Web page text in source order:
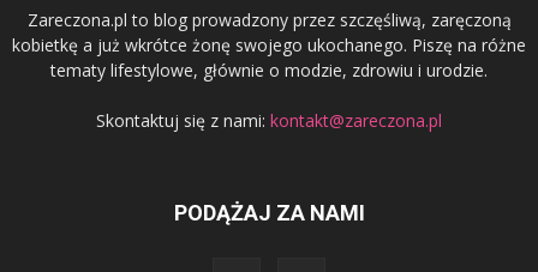
Zareczona.pl to blog prowadzony przez szczęśliwą, zaręczoną
kobietkę a już wkrótce żonę swojego ukochanego. Piszę na różne
tematy lifestylowe, głównie o modzie, zdrowiu i urodzie.
Skontaktuj się z nami: kontakt@zareczona.pl
PODĄŻAJ ZA NAMI